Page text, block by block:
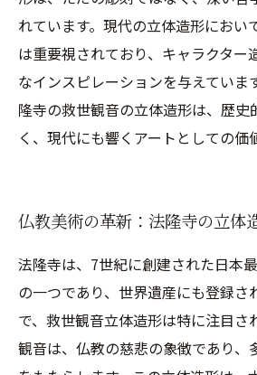
れています。現代の立体造形におい
は重要視されており、キャラクター
なインスピレーションを与えていま
隆寺の救世観音の立体造形は、歴史
く、現代にも響くアートとしての価
仏教美術の革新：法隆寺の立体
法隆寺は、7世紀に創建された日本
の一つであり、世界遺産にも登録さ
で、救世観音立体造形は特に注目さ
観音は、仏教の慈悲の象徴であり、